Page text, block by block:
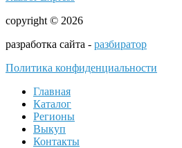
copyright © 2026
разработка сайта - разбиратор
Политика конфиденциальности
Главная
Каталог
Регионы
Выкуп
Контакты